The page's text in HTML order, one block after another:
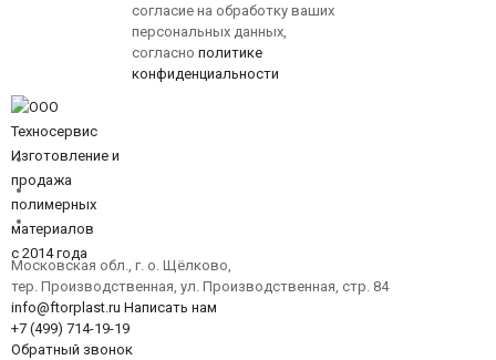
согласие на обработку ваших
персональных данных,
согласно политике
конфиденциальности
Изготовление и
продажа
полимерных
материалов
c 2014 года
Московская обл., г. о. Щёлково,
тер. Производственная, ул. Производственная, стр. 84
info@ftorplast.ru Написать нам
+7 (499) 714-19-19
Обратный звонок